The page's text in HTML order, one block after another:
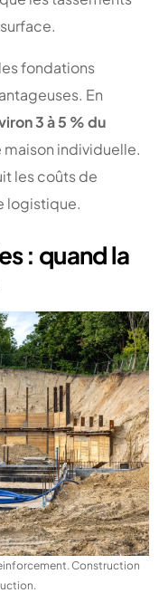
fondations
En
3 à 5 % du
maison individuelle.
les coûts de
logistique.
: quand la
Construction